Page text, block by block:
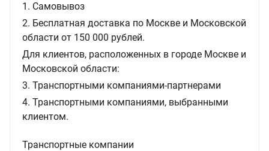
1. Самовывоз
2. Бесплатная доставка по Москве и Московской
области от 150 000 рублей.
Для клиентов, расположенных в городе Москве и
Московской области:
3. Транспортными компаниями-партнерами
4. Транспортными компаниями, выбранными
клиентом.
Транспортные компании